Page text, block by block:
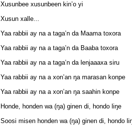
Xusunbee xusunbeen kin’o yi
Xusun xalle...
Yaa rabbii ay na a taga’n da Maama toxora
Yaa rabbii ay na a taga’n da Baaba toxora
Yaa rabbii ay na a taga’n da lenjaaaxa siru
Yaa rabbii ay na a xon’an ŋa marasan konpe
Yaa rabbii ay na a xon’an ŋa saahin konpe
Honde, honden wa (ŋa) ginen di, hondo liŋe
Soosi misen honden wa (ŋa) ginen di, hondo